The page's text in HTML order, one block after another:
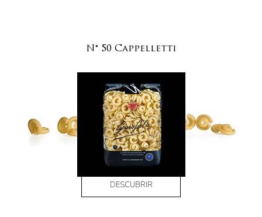
N° 50 Cappelletti
DESCUBRIR